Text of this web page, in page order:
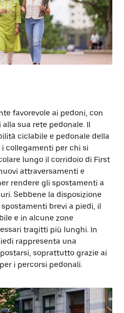
favorevole ai pedoni, con
sua rete pedonale. Il
ciclabile e pedonale della
collegamenti per chi si
lungo il corridoio di First
attraversamenti e
rendere gli spostamenti a
Sebbene la disposizione
brevi a piedi, il
e in alcune zone
tragitti più lunghi. In
rappresenta una
soprattutto grazie ai
i percorsi pedonali.